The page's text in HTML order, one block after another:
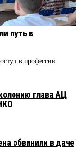
путь в
в профессию
глава АЦ
обвинили в даче